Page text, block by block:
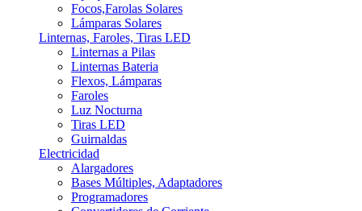
Focos,Farolas Solares
Lámparas Solares
Linternas, Faroles, Tiras LED
Linternas a Pilas
Linternas Bateria
Flexos, Lámparas
Faroles
Luz Nocturna
Tiras LED
Guirnaldas
Electricidad
Alargadores
Bases Múltiples, Adaptadores
Programadores